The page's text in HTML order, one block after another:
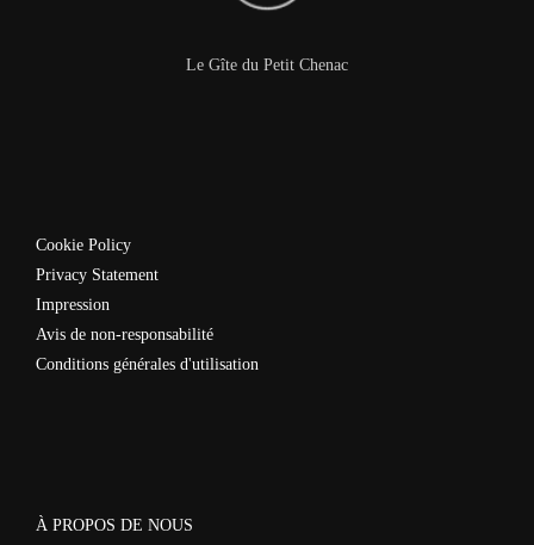
Le Gîte du Petit Chenac
Cookie Policy
Privacy Statement
Impression
Avis de non-responsabilité
Conditions générales d'utilisation
À PROPOS DE NOUS